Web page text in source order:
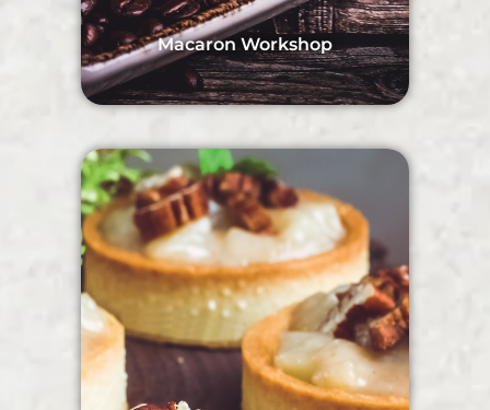
Macaron Workshop